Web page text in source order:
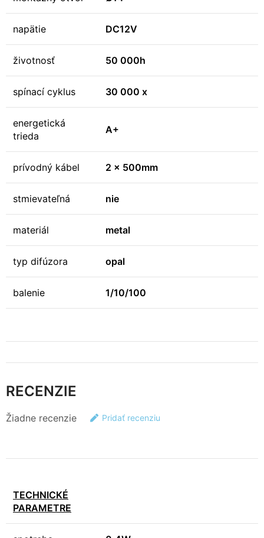
napätie DC12V
životnosť 50 000h
spínací cyklus 30 000 x
energetická
trieda
A+
prívodný kábel 2 x 500mm
stmievateľná nie
materiál metal
typ difúzora opal
balenie 1/10/100
RECENZIE
Žiadne recenzie Pridať recenziu
TECHNICKÉ
PARAMETRE